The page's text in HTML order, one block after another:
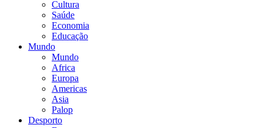
Cultura
Saúde
Economia
Educação
Mundo
Mundo
Africa
Europa
Americas
Asia
Palop
Desporto